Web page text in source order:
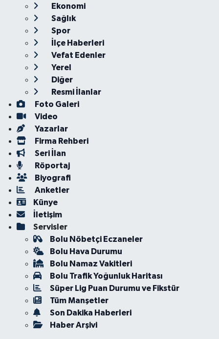
Ekonomi
Sağlık
Spor
İlçe Haberleri
Vefat Edenler
Yerel
Diğer
Resmi İlanlar
Foto Galeri
Video
Yazarlar
Firma Rehberi
Seri İlan
Röportaj
Biyografi
Anketler
Künye
İletişim
Servisler
Bolu Nöbetçi Eczaneler
Bolu Hava Durumu
Bolu Namaz Vakitleri
Bolu Trafik Yoğunluk Haritası
Süper Lig Puan Durumu ve Fikstür
Tüm Manşetler
Son Dakika Haberleri
Haber Arşivi